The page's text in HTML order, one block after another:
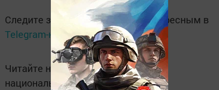
Следите за самым важным и интересным в
Telegram-каналеТатмедиа
Читайте новости Татарстана в
национальном мессенджере MАХ: